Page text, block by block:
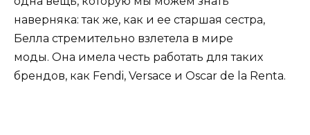
наверняка: так же, как и ее старшая сестра,
Белла стремительно взлетела в мире
моды. Она имела честь работать для таких
брендов, как Fendi, Versace и Oscar de la Renta.